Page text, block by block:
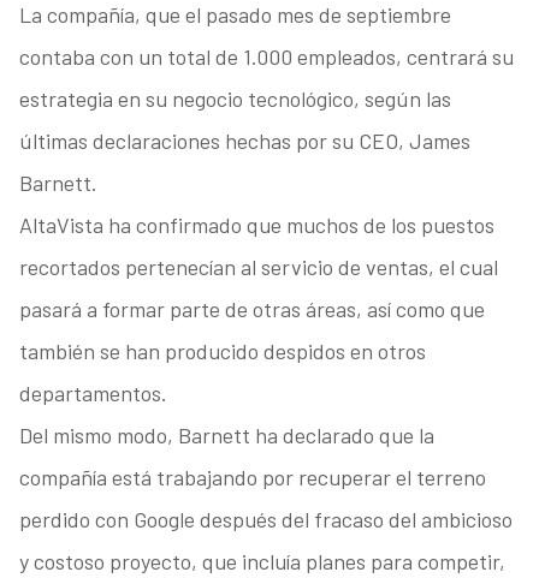
La compañía, que el pasado mes de septiembre
contaba con un total de 1.000 empleados, centrará su
estrategia en su negocio tecnológico, según las
últimas declaraciones hechas por su CEO, James
Barnett.
AltaVista ha confirmado que muchos de los puestos
recortados pertenecían al servicio de ventas, el cual
pasará a formar parte de otras áreas, así como que
también se han producido despidos en otros
departamentos.
Del mismo modo, Barnett ha declarado que la
compañía está trabajando por recuperar el terreno
perdido con Google después del fracaso del ambicioso
y costoso proyecto, que incluía planes para competir,